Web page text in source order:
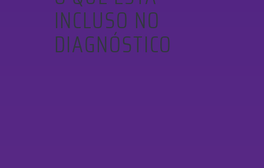
INCLUSO NO
DIAGNÓSTICO